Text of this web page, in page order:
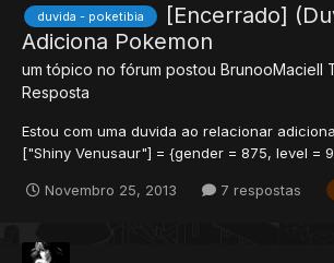
duvida - poketibia
[Encerrado]
Adiciona Pokemon
um tópico no fórum postou BrunooMaciell
Resposta
Estou com uma duvida ao relacionar
["Shiny Venusaur"] = {gender = 875, level =
pokemon e queria saber como adiciono
Novembro 25, 2013 7 respostas